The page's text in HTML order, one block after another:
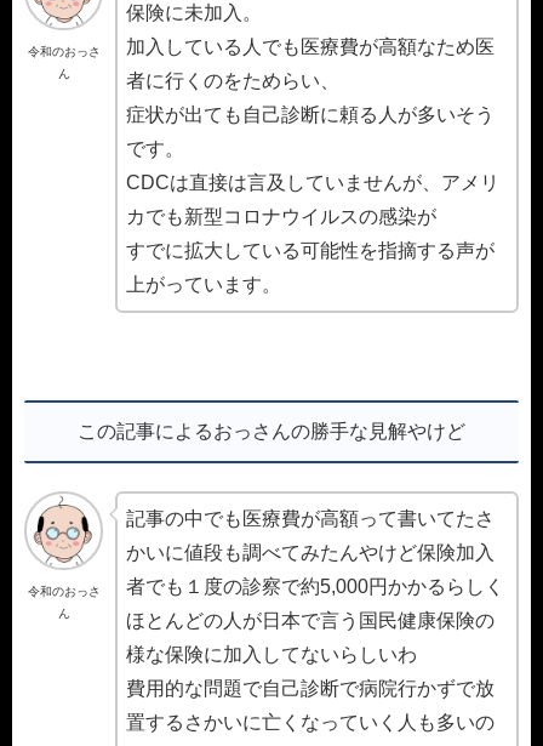
令和のおっさ
ん
保険に未加入。
加入している人でも医療費が高額なため医
者に行くのをためらい、
症状が出ても自己診断に頼る人が多いそう
です。
CDCは直接は言及していませんが、アメリ
カでも新型コロナウイルスの感染が
すでに拡大している可能性を指摘する声が
上がっています。
この記事によるおっさんの勝手な見解やけど
令和のおっさ
ん
記事の中でも医療費が高額って書いてたさ
かいに値段も調べてみたんやけど保険加入
者でも１度の診察で約5,000円かかるらしく
ほとんどの人が日本で言う国民健康保険の
様な保険に加入してないらしいわ
費用的な問題で自己診断で病院行かずで放
置するさかいに亡くなっていく人も多いの